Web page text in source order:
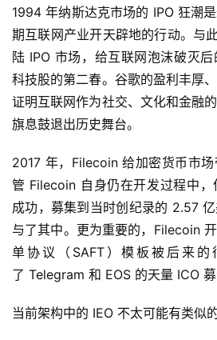
1994 年纳斯达克市场的 IPO 狂潮
期互联网产业开天辟地的行动。与
陆 IPO 市场，给互联网泡沫破灭
科技股的第二春。谷歌的盈利丰厚
证明互联网作为社交、文化和金融
旗息鼓退出历史舞台。
2017 年，Filecoin 给加密货币市
管 Filecoin 自身仍在开发过程中
成功，募集到当时创纪录的 2.57
与了其中。更为重要的，Filecoin
单协议（SAFT）模板被后来
了 Telegram 和 EOS 的天量 ICO 募
当前架构中的 IEO 不太可能有类似的